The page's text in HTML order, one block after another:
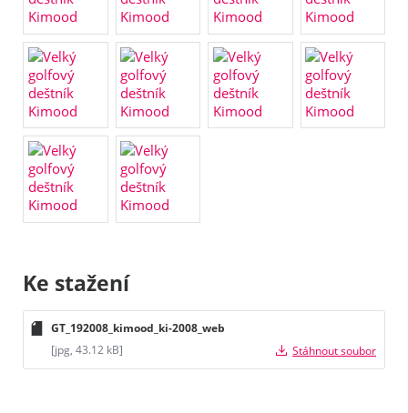
Ke stažení
GT_192008_kimood_ki-2008_web
[jpg, 43.12 kB]
Stáhnout soubor